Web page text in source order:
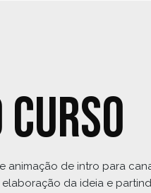
curso
animação de intro para
elaboração da ideia e